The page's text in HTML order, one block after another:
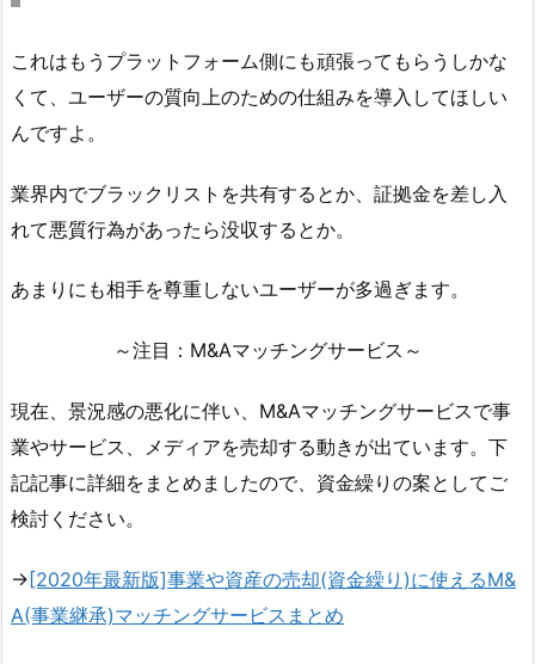
これはもうプラットフォーム側にも頑張ってもらうしかな
くて、ユーザーの質向上のための仕組みを導入してほしい
んですよ。
業界内でブラックリストを共有するとか、証拠金を差し入
れて悪質行為があったら没収するとか。
あまりにも相手を尊重しないユーザーが多過ぎます。
～注目：M&Aマッチングサービス～
現在、景況感の悪化に伴い、M&Aマッチングサービスで事
業やサービス、メディアを売却する動きが出ています。下
記記事に詳細をまとめましたので、資金繰りの案としてご
検討ください。
→[2020年最新版]事業や資産の売却(資金繰り)に使えるM&
A(事業継承)マッチングサービスまとめ